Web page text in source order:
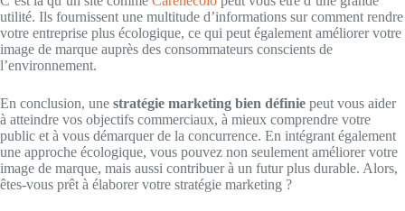
utilité. Ils fournissent une multitude d’informations sur comment rendre
votre entreprise plus écologique, ce qui peut également améliorer votre
image de marque auprès des consommateurs conscients de
l’environnement.
En conclusion, une stratégie marketing bien définie peut vous aider
à atteindre vos objectifs commerciaux, à mieux comprendre votre
public et à vous démarquer de la concurrence. En intégrant également
une approche écologique, vous pouvez non seulement améliorer votre
image de marque, mais aussi contribuer à un futur plus durable. Alors,
êtes-vous prêt à élaborer votre stratégie marketing ?